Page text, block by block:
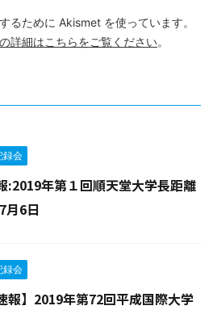
るために Akismet を使っています。
詳細はこちらをご覧ください。
録会
:2019年第１回順天堂大学長距離
月6日
録会
報】2019年第72回平成国際大学